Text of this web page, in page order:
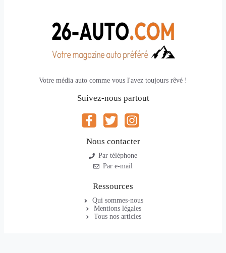
Votre média auto comme vous l'avez toujours rêvé !
Suivez-nous partout
Nous contacter
Par téléphone
Par e-mail
Ressources
Qui sommes-nous
Mentions légales
Tous nos articles